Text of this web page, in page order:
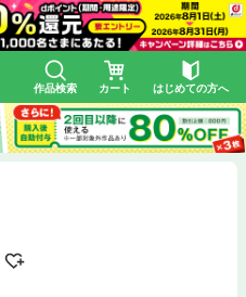
作品検索 カート はじめての方へ